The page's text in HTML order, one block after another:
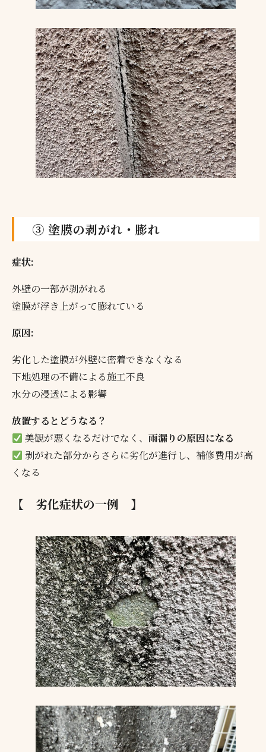
③ 塗膜の剥がれ・膨れ
症状:
外壁の一部が剥がれる
塗膜が浮き上がって膨れている
原因:
劣化した塗膜が外壁に密着できなくなる
下地処理の不備による施工不良
水分の浸透による影響
放置するとどうなる？
美観が悪くなるだけでなく、雨漏りの原因になる
剥がれた部分からさらに劣化が進行し、補修費用が高
くなる
【 劣化症状の一例 】